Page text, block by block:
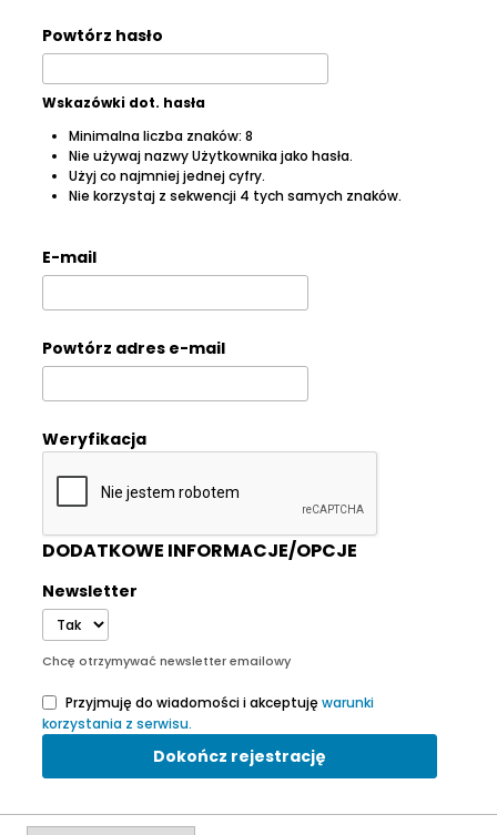
Powtórz hasło
Wskazówki dot. hasła
Minimalna liczba znaków: 8
Nie używaj nazwy Użytkownika jako hasła.
Użyj co najmniej jednej cyfry.
Nie korzystaj z sekwencji 4 tych samych znaków.
E-mail
Powtórz adres e-mail
Weryfikacja
DODATKOWE INFORMACJE/OPCJE
Newsletter
Chcę otrzymywać newsletter emailowy
Przyjmuję do wiadomości i akceptuję warunki
korzystania z serwisu.
Dokończ rejestrację